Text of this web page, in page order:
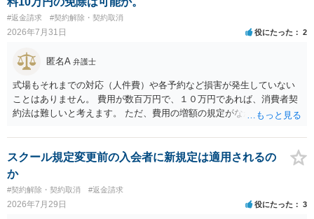
#返金請求 #契約解除・契約取消
2026年7月31日 役にたった 2
匿名A 弁護士
式場もそれまでの対応（人件費）や各予約など損害が発生していない
ことはありません。 費用が数百万円で、１０万円であれば、消費者契
約法は難しいと考えます。 ただ、費用の増額の規定がなかったのに増
ということになり、解約するのは理由がないことになります。
スクール規定変更前の入会者に新規定は適用されるの
か
#契約解除・契約取消 #返金請求
2026年7月29日 役にたった 3